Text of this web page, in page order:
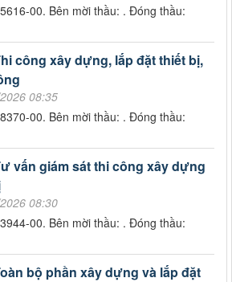
00. Bên mời thầu: . Đóng thầu:
công xây dựng, lắp đặt thiết bị,
08:35
00. Bên mời thầu: . Đóng thầu:
vấn giám sát thi công xây dựng
08:30
00. Bên mời thầu: . Đóng thầu:
bộ phần xây dựng và lắp đặt